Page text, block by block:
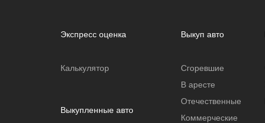
Экспресс оценка
Калькулятор
Выкупленные авто
Выкуп авто
Сгоревшие
В аресте
Отечественные
Коммерческие